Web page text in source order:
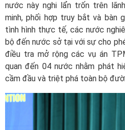
nước này nghi lẩn trốn trên
minh, phối hợp truy bắt và bàn
tình hình thực tế, các nước
bộ đến nước sở tại với sự cho
điều tra mở rộng các vụ án
quan đến 04 nước nhằm phát
cầm đầu và triệt phá toàn bộ